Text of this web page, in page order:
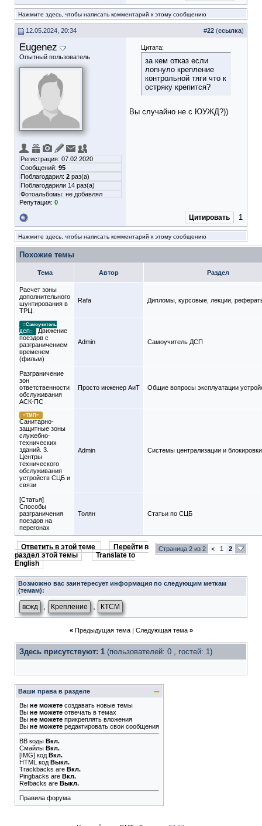
Нажмите здесь, чтобы написать комментарий к этому сообщению
12.05.2024, 20:34 #22 (ссылка)
Eugenez
Опытный пользователь
Регистрация: 07.02.2020
Сообщений: 95
Поблагодарил: 2 раз(а)
Поблагодарили 14 раз(а)
Фотоальбомы: не добавлял
Репутация: 0
Цитата:
за кем отказ если
лопнуло крепление
контрольной тяги что к
остряку крепится?
Вы случайно не с ЮУЖД?))
Цитировать 1
Нажмите здесь, чтобы написать комментарий к этому сообщению
Похожие темы
Тема Автор Раздел
Расчет зоны
дополнительного
шунтирования в
ТРЦ.
Rafa Дипломы, курсовые, лекции,
=Самоучитель
ДСП=
Движение
поездов с
разграничением
временем
(фильм)
Admin Самоучитель ДСП
Разграничение
зон
ответственности
обслуживания
АСК-ПС
Просто инженер АиТ Общие вопросы эксплуатации
=ТМП=
Санитарно-
защитные зоны
служебно-
технических
зданий. 3.
Центры
технического
обслуживания
устройств СЦБ и
связи
Admin Системы централизации и блокировки
[Статья]
Способы
разграничения
поездов на
перегонах
Толян Статьи по СЦБ
Ответить в этой теме
Перейти в
раздел этой темы
Translate to
English
Страница 2 из 2 < 1 2
Возможно вас заинтересует информация по следующим меткам
(темам):
всжд Крепление КТСМ
« Предыдущая тема| Следующая тема »
Здесь присутствуют: 1 (пользователей: 0 , гостей: 1)
Ваши права в разделе
Вы не можете создавать новые темы
Вы не можете отвечать в темах
Вы не можете прикреплять вложения
Вы не можете редактировать свои сообщения
BB коды Вкл.
Смайлы Вкл.
[IMG] код Вкл.
HTML код Выкл.
Trackbacks are Вкл.
Pingbacks are Вкл.
Refbacks are Выкл.
Правила форума